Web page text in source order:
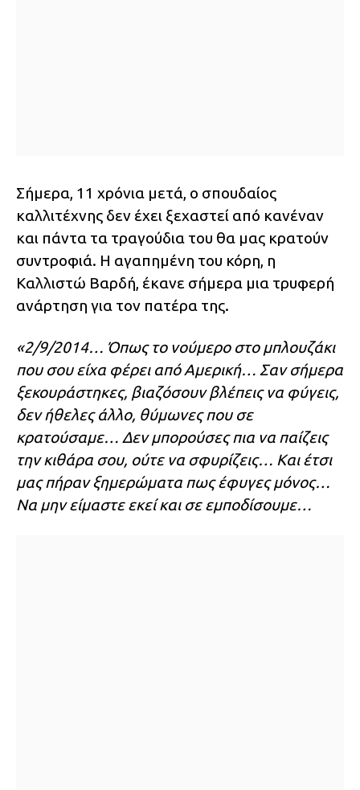
Σήμερα, 11 χρόνια μετά, ο σπουδαίος
καλλιτέχνης δεν έχει ξεχαστεί από κανέναν
και πάντα τα τραγούδια του θα μας κρατούν
συντροφιά. Η αγαπημένη του κόρη, η
Καλλιστώ Βαρδή, έκανε σήμερα μια τρυφερή
ανάρτηση για τον πατέρα της.
«2/9/2014… Όπως το νούμερο στο μπλουζάκι
που σου είχα φέρει από Αμερική… Σαν σήμερα
ξεκουράστηκες, βιαζόσουν βλέπεις να φύγεις,
δεν ήθελες άλλο, θύμωνες που σε
κρατούσαμε… Δεν μπορούσες πια να παίζεις
την κιθάρα σου, ούτε να σφυρίζεις… Και έτσι
μας πήραν ξημερώματα πως έφυγες μόνος…
Να μην είμαστε εκεί και σε εμποδίσουμε…